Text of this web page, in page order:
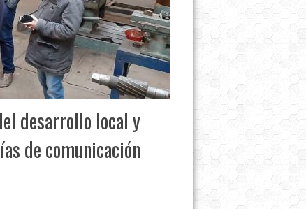
desarrollo local y
de comunicación